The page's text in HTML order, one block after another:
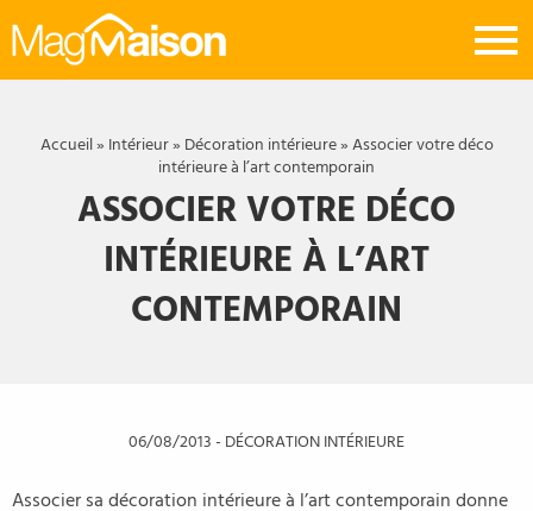
Mag
Maison
Accueil» Intérieur» Décoration intérieure»Associer votre déco
intérieure à l’art contemporain
ASSOCIER VOTRE DÉCO
INTÉRIEURE À L’ART
CONTEMPORAIN
06/08/2013- DÉCORATION INTÉRIEURE
Associer sa décoration intérieure à l’art contemporain donne